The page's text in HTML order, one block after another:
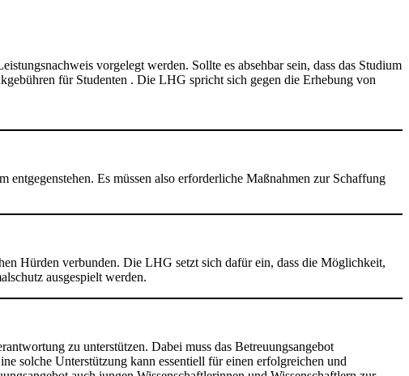
vorgelegt werden. Sollte es absehbar sein, dass das Studium
für Studenten . Die LHG spricht sich gegen die Erhebung von
Es müssen also erforderliche Maßnahmen zur Schaffung
Hürden verbunden. Die LHG setzt sich dafür ein, dass die Möglichkeit,
ausgespielt werden.
zu unterstützen. Dabei muss das Betreuungsangebot
solche Unterstützung kann essentiell für einen erfolgreichen und